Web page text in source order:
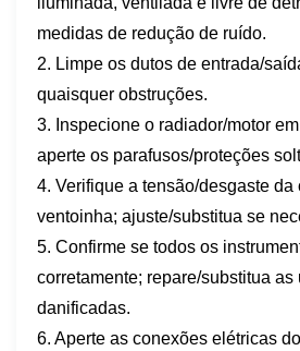
medidas de redução de ruído.
2. Limpe os dutos de entrada/
quaisquer obstruções.
3. Inspecione o radiador/motor
aperte os parafusos/proteções
4. Verifique a tensão/desgaste da
ventoinha; ajuste/substitua se
5. Confirme se todos os
corretamente; repare/substitua as
danificadas.
6. Aperte as conexões elétricas